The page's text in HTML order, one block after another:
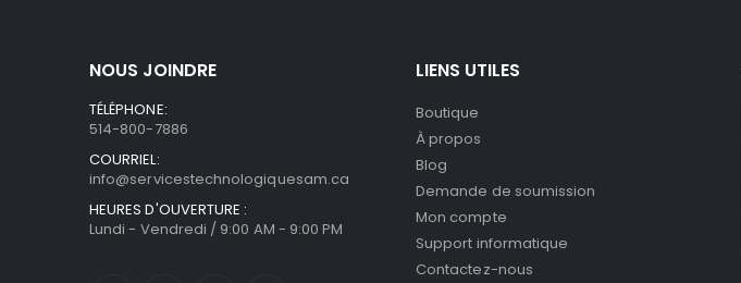
NOUS JOINDRE
TÉLÉPHONE:
514-800-7886
COURRIEL:
info@servicestechnologiquesam.ca
HEURES D'OUVERTURE :
Lundi - Vendredi / 9:00 AM - 9:00 PM
LIENS UTILES
Boutique
À propos
Blog
Demande de soumission
Mon compte
Support informatique
Contactez-nous